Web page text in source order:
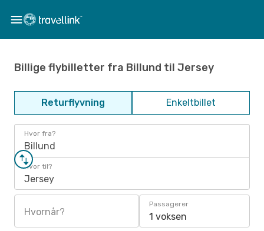
Billige flybilletter fra Billund til Jersey
Returflyvning Enkeltbillet
Hvor fra?
Billund
Hvor til?
Jersey
Hvornår?
Passagerer
1 voksen